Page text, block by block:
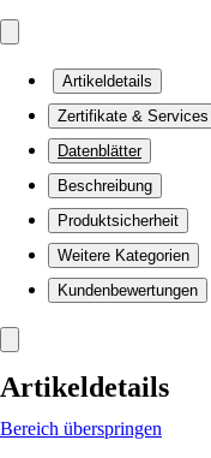
Artikeldetails
Zertifikate & Services
Datenblätter
Beschreibung
Produktsicherheit
Weitere Kategorien
Kundenbewertungen
Artikeldetails
Bereich überspringen